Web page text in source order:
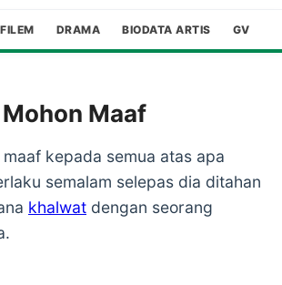
DRAMA BIODATA ARTIS GV
Maaf
kepada semua atas apa
semalam selepas dia ditahan
khalwat dengan seorang